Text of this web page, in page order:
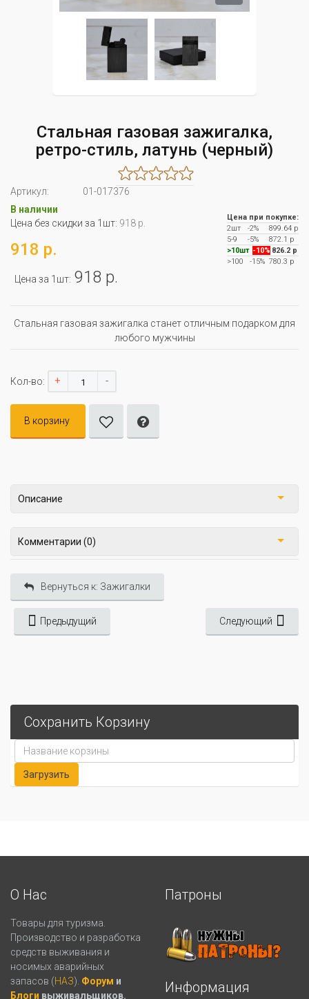
Стальная газовая зажигалка,
ретро-стиль, латунь (черный)
Артикул:
01-017376
В наличии
Цена без скидки за 1шт: 918 р.
918 р.
Цена за 1шт: 918 р.
Цена при покупке:
2шт
-2%
899.64 р
5-9
-5%
872.1 р
>10шт -10% 826.2 р
>100
-15% 780.3 р
Стальная газовая зажигалка станет отличным подарком для
любого мужчины
Кол-во: + -
В корзину
Описание
Комментарии (0)
Вернуться к: Зажигалки
Предыдущий Следующий
Сохранить Корзину
О Нас
Товары для туризма.
Производство и разработка
средств выживания и
носимых аварийных
запасов (НАЗ). Форум и
Блоги выживальщиков.
Патроны
Информация